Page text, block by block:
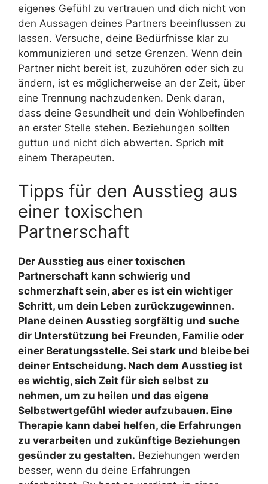
eigenes Gefühl zu vertrauen und dich nicht von
den Aussagen deines Partners beeinflussen zu
lassen. Versuche, deine Bedürfnisse klar zu
kommunizieren und setze Grenzen. Wenn dein
Partner nicht bereit ist, zuzuhören oder sich zu
ändern, ist es möglicherweise an der Zeit, über
eine Trennung nachzudenken. Denk daran,
dass deine Gesundheit und dein Wohlbefinden
an erster Stelle stehen. Beziehungen sollten
guttun und nicht dich abwerten. Sprich mit
einem Therapeuten.
Tipps für den Ausstieg aus
einer toxischen
Partnerschaft
Der Ausstieg aus einer toxischen
Partnerschaft kann schwierig und
schmerzhaft sein, aber es ist ein wichtiger
Schritt, um dein Leben zurückzugewinnen.
Plane deinen Ausstieg sorgfältig und suche
dir Unterstützung bei Freunden, Familie oder
einer Beratungsstelle. Sei stark und bleibe bei
deiner Entscheidung. Nach dem Ausstieg ist
es wichtig, sich Zeit für sich selbst zu
nehmen, um zu heilen und das eigene
Selbstwertgefühl wieder aufzubauen. Eine
Therapie kann dabei helfen, die Erfahrungen
zu verarbeiten und zukünftige Beziehungen
gesünder zu gestalten. Beziehungen werden
besser, wenn du deine Erfahrungen